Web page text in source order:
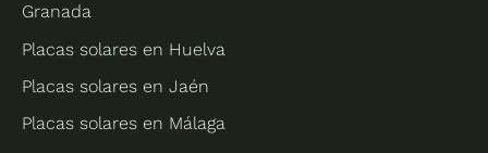
Granada
Placas solares en Huelva
Placas solares en Jaén
Placas solares en Málaga